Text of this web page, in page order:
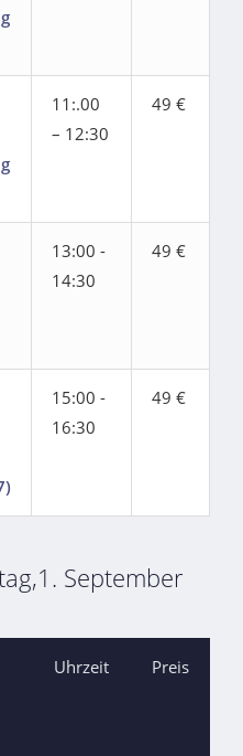
11:.00
– 12:30
49 €
13:00 -
14:30
49 €
15:00 -
16:30
49 €
September
Uhrzeit Preis